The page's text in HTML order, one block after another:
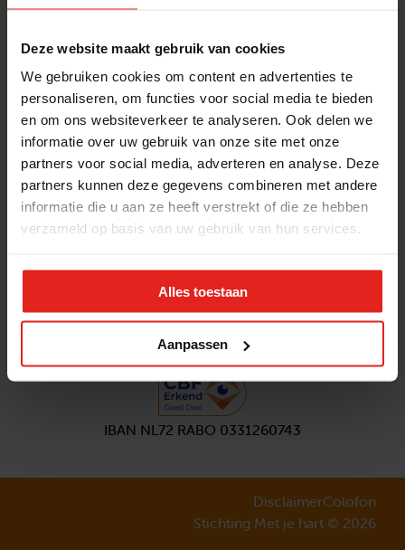
Deze website maakt gebruik van cookies
We gebruiken cookies om content en advertenties te
personaliseren, om functies voor social media te bieden
en om ons websiteverkeer te analyseren. Ook delen we
informatie over uw gebruik van onze site met onze
partners voor social media, adverteren en analyse. Deze
partners kunnen deze gegevens combineren met andere
informatie die u aan ze heeft verstrekt of die ze hebben
verzameld op basis van uw gebruik van hun services.
Alles toestaan
Aanpassen
Actuele vacatures
Pers en media
Jaarverslag 2025
Contact
Klachtenprocedure
Privacyverklaring
Opzeggen
Volg ons
Aanmeldennieuwsbrief
IBAN NL72 RABO 0331260743
DisclaimerColofon
Stichting Met je hart © 2026